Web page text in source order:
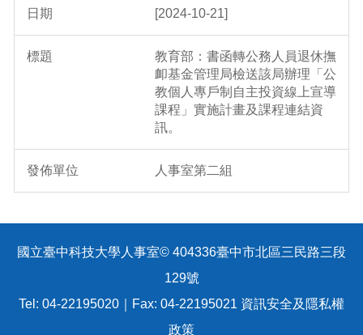
[2024-10-21]
教育部：書函轉公務人員退休撫
卹基金管理局檢送該局辦理「公
教個人專戶制自主投資線上宣導
課程」實施計畫及課程連結資
訊。
人事室第二組
國立臺中科技大學人事室© 404336臺中市北區三民路三段
129號
Tel: 04-22195020｜Fax: 04-22195021 資訊安全及隱私權
政策